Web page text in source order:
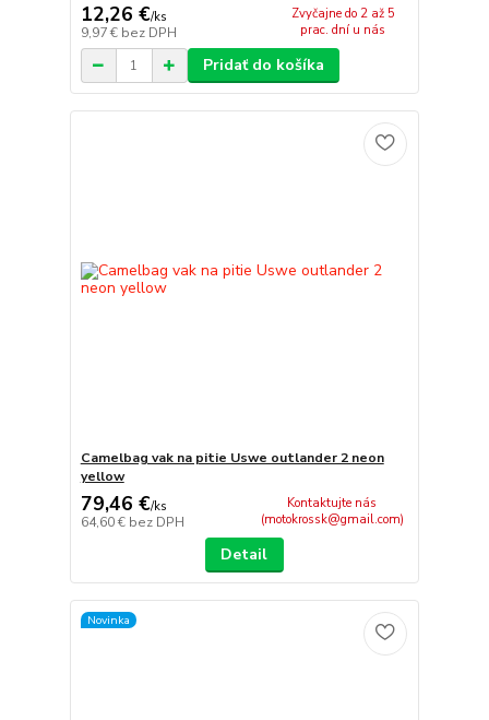
12,26 €/ks
9,97 € bez DPH
Zvyčajne do 2 až 5
prac. dní u nás
Pridať do košíka
Camelbag vak na pitie Uswe outlander 2 neon
yellow
79,46 €/ks
64,60 € bez DPH
Kontaktujte nás
(motokrossk@gmail.com)
Detail
Novinka